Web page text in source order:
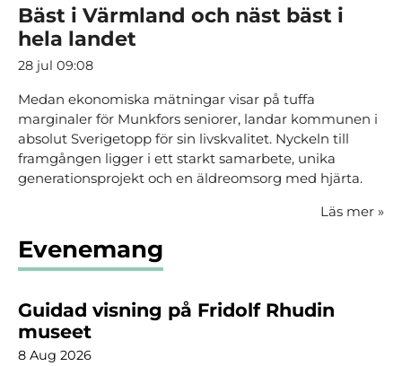
Bäst i Värmland och näst bäst i
hela landet
28 jul 09:08
Medan ekonomiska mätningar visar på tuffa
marginaler för Munkfors seniorer, landar kommunen i
absolut Sverigetopp för sin livskvalitet. Nyckeln till
framgången ligger i ett starkt samarbete, unika
generationsprojekt och en äldreomsorg med hjärta.
Läs mer »
Evenemang
Guidad visning på Fridolf Rhudin
museet
8 Aug 2026